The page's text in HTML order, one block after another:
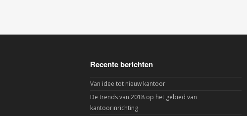
Recente berichten
Van idee tot nieuw kantoor
De trends van 2018 op het gebied van
kantoorinrichting